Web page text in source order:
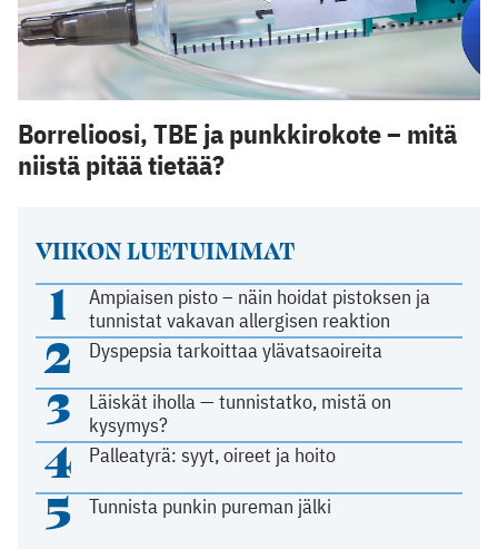
VIIKON LUETUIMMAT
1
Ampiaisen pisto – näin hoidat pistoksen ja
tunnistat vakavan allergisen reaktion
2 Dyspepsia tarkoittaa ylävatsaoireita
3
Läiskät iholla — tunnistatko, mistä on
kysymys?
4 Palleatyrä: syyt, oireet ja hoito
5 Tunnista punkin pureman jälki
Borrelioosi, TBE ja punkkirokote – mitä
niistä pitää tietää?